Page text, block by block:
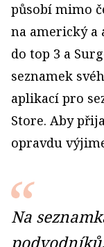
působí mimo
na americký a
do top 3 a
seznamek
aplikací pro
Store. Aby
opravdu
Na